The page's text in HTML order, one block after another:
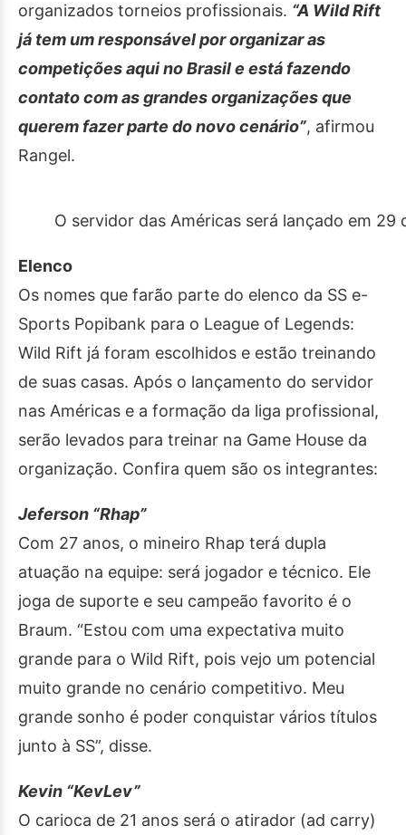
organizados torneios profissionais. “A Wild Rift
já tem um responsável por organizar as
competições aqui no Brasil e está fazendo
contato com as grandes organizações que
querem fazer parte do novo cenário”, afirmou
Rangel.
O servidor das Américas será lançado em
Elenco
Os nomes que farão parte do elenco da SS e-
Sports Popibank para o League of Legends:
Wild Rift já foram escolhidos e estão treinando
de suas casas. Após o lançamento do servidor
nas Américas e a formação da liga profissional,
serão levados para treinar na Game House da
organização. Confira quem são os integrantes:
Jeferson “Rhap”
Com 27 anos, o mineiro Rhap terá dupla
atuação na equipe: será jogador e técnico. Ele
joga de suporte e seu campeão favorito é o
Braum. “Estou com uma expectativa muito
grande para o Wild Rift, pois vejo um potencial
muito grande no cenário competitivo. Meu
grande sonho é poder conquistar vários títulos
junto à SS”, disse.
Kevin “KevLev”
O carioca de 21 anos será o atirador (ad carry)